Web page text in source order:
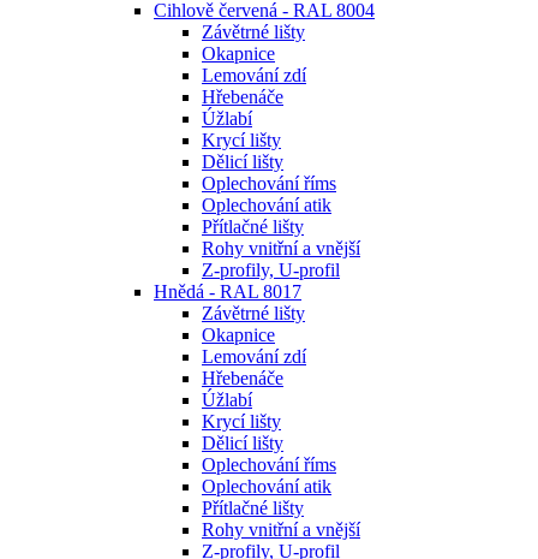
Cihlově červená - RAL 8004
Závětrné lišty
Okapnice
Lemování zdí
Hřebenáče
Úžlabí
Krycí lišty
Dělicí lišty
Oplechování říms
Oplechování atik
Přítlačné lišty
Rohy vnitřní a vnější
Z-profily, U-profil
Hnědá - RAL 8017
Závětrné lišty
Okapnice
Lemování zdí
Hřebenáče
Úžlabí
Krycí lišty
Dělicí lišty
Oplechování říms
Oplechování atik
Přítlačné lišty
Rohy vnitřní a vnější
Z-profily, U-profil